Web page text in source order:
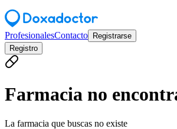
ProfesionalesContacto
Registrarse
Registro
Farmacia no
La farmacia que buscas no existe